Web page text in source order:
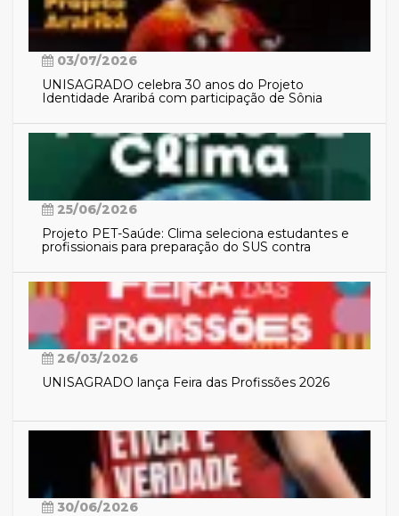
03/07/2026
UNISAGRADO celebra 30 anos do Projeto
Identidade Araribá com participação de Sônia
25/06/2026
Projeto PET-Saúde: Clima seleciona estudantes e
profissionais para preparação do SUS contra
26/03/2026
UNISAGRADO lança Feira das Profissões 2026
30/06/2026